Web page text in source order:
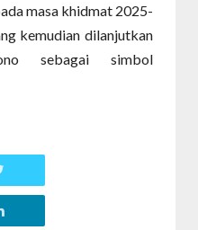
masa khidmat 2025-
kemudian dilanjutkan
sebagai simbol